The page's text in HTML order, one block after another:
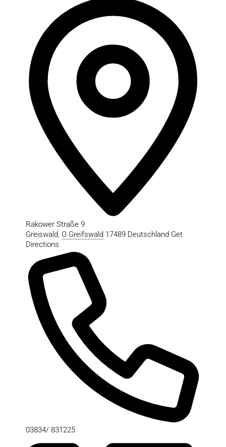
Rakower Straße 9
Greiswald, O Greifswald 17489 Deutschland Get
Directions
03834/ 831225